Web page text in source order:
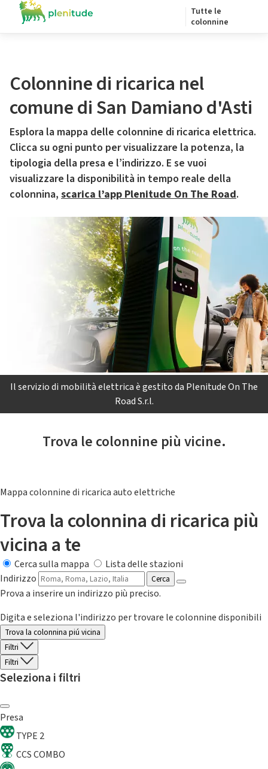
Tutte le
colonnine
Colonnine di ricarica nel
comune di San Damiano d'Asti
Esplora la mappa delle colonnine di ricarica elettrica.
Clicca su ogni punto per visualizzare la potenza, la
tipologia della presa e l’indirizzo. E se vuoi
visualizzare la disponibilità in tempo reale della
colonnina, scarica l’app Plenitude On The Road.
Il servizio di mobilità elettrica è gestito da Plenitude On The
Road S.r.l.
Trova le colonnine più vicine.
Mappa colonnine di ricarica auto elettriche
Trova la colonnina di ricarica più
vicina a te
Cerca sulla mappa
Lista delle stazioni
Indirizzo
Cerca
Prova a inserire un indirizzo più preciso.
Digita e seleziona l'indirizzo per trovare le colonnine disponibili
Trova la colonnina piú vicina
Filtri
Filtri
Seleziona i filtri
Presa
TYPE 2
CCS COMBO